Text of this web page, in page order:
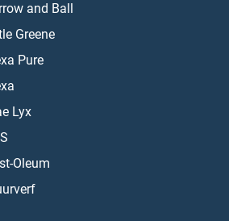
and Ball
Greene
Pure
Lyx
Oleum